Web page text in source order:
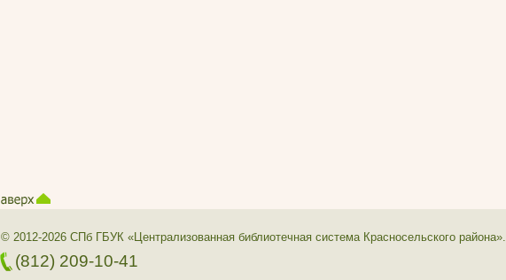
© 2012-2026 СПб ГБУК «Централизованная библиотечная система Красносельского района».
(812) 209-10-41